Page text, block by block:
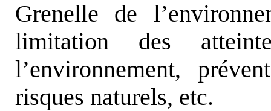
Grenelle de
limitation des
l’environnement,
risques naturels, etc.